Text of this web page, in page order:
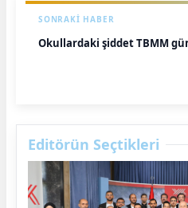
SONRAKI HABER
Okullardaki şiddet TBMM
Editörün Seçtikleri